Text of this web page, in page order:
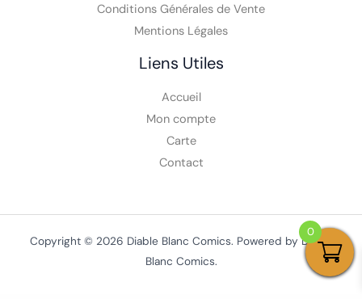
Conditions Générales de Vente
Mentions Légales
Liens Utiles
Accueil
Mon compte
Carte
Contact
Copyright © 2026 Diable Blanc Comics. Powered by Diable
Blanc Comics.
0